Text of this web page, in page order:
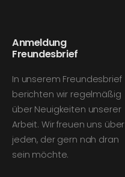
Anmeldung
Freundesbrief
In unserem Freundesbrief
berichten wir regelmäßig
über Neuigkeiten unserer
Arbeit. Wir freuen uns über
jeden, der gern nah dran
sein möchte.